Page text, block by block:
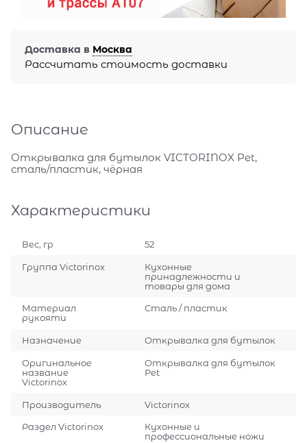
Доставка в Москва
Рассчитать стоимость доставки
Описание
Открывалка для бутылок VICTORINOX Pet,
сталь/пластик, чёрная
Характеристики
Вес, гр 52
Группа Victorinox
Кухонные
принадлежности и
товары для дома
Материал
рукояти
Сталь / пластик
Назначение Открывалка для бутылок
Оригинальное
название
Victorinox
Открывалка для бутылок
Pet
Производитель Victorinox
Раздел Victorinox
Кухонные и
профессиональные ножи